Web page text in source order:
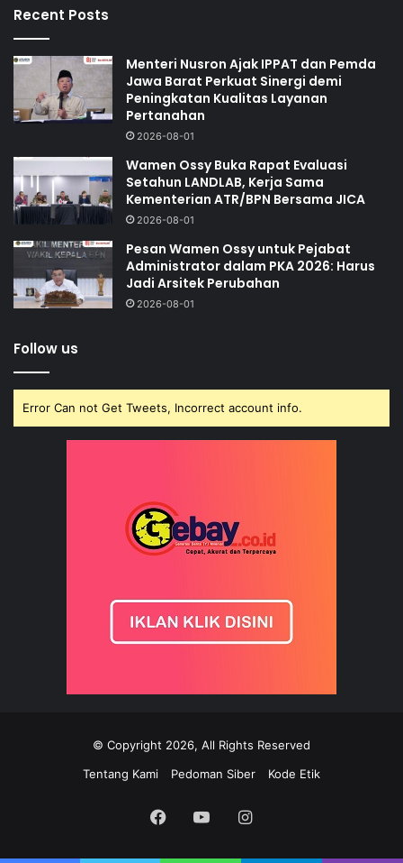
Recent Posts
Menteri Nusron Ajak IPPAT dan Pemda
Jawa Barat Perkuat Sinergi demi
Peningkatan Kualitas Layanan
Pertanahan
2026-08-01
Wamen Ossy Buka Rapat Evaluasi
Setahun LANDLAB, Kerja Sama
Kementerian ATR/BPN Bersama JICA
2026-08-01
Pesan Wamen Ossy untuk Pejabat
Administrator dalam PKA 2026: Harus
Jadi Arsitek Perubahan
2026-08-01
Follow us
Error Can not Get Tweets, Incorrect account info.
© Copyright 2026, All Rights Reserved
Tentang Kami
Pedoman Siber Kode Etik